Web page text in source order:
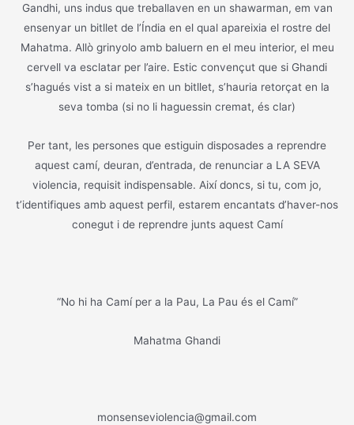
Gandhi, uns indus que treballaven en un shawarman, em van
ensenyar un bitllet de l’Índia en el qual apareixia el rostre del
Mahatma. Allò grinyolo amb baluern en el meu interior, el meu
cervell va esclatar per l’aire. Estic convençut que si Ghandi
s’hagués vist a si mateix en un bitllet, s’hauria retorçat en la
seva tomba (si no li haguessin cremat, és clar)
Per tant, les persones que estiguin disposades a reprendre
aquest camí, deuran, d’entrada, de renunciar a LA SEVA
violencia, requisit indispensable. Així doncs, si tu, com jo,
t’identifiques amb aquest perfil, estarem encantats d’haver-nos
conegut i de reprendre junts aquest Camí
“No hi ha Camí per a la Pau, La Pau és el Camí”
Mahatma Ghandi
monsenseviolencia@gmail.com